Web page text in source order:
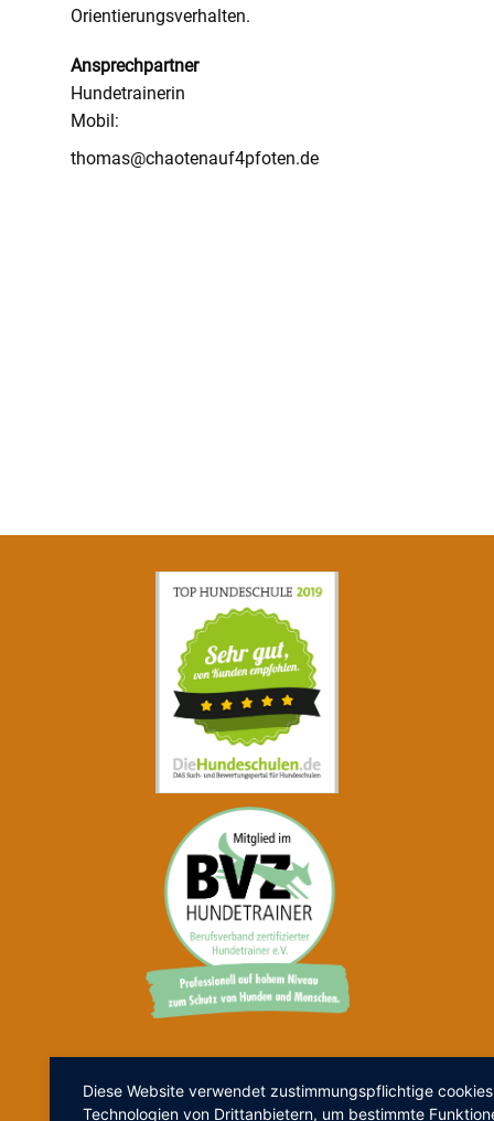
Orientierungsverhalten.
A​nsprechpartner
Hundetrainerin
Mobil:
thomas@chaotenauf4pfoten.de
Gesund bleiben
Diese Website verwendet zustimmungspflichtige
Technologien von Drittanbietern, um bestimmte